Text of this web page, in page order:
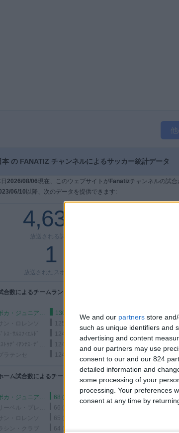
We and our partners store
such as unique identifiers and
advertising and content
and our partners may use
consent to our and our 824
detailed information and
some processing of your
processing. Your preferences
consent at any time by
他
本 の FANATIZ チャンネルによるサッカー統計データ
2026/08/06現在、このウェブサイトがFanatizチャンネルの試合
06/10 以降、次のデータを提供できます:
4,630
放送される試合
1
放送されたスポーツ
合数によるチームランキング
ボカ・ジュニアーズ
130 (2.81%)
ン・ロレンソ
125 (2.7%)
ﾍﾞﾚｽ･ｻﾙｽﾌｨｴﾙﾄﾞ
124 (2.68%)
124 (2.68%)
プラテンセ
124 (2.68%)
ーム試合数によるチームランキング
ボカ・ジュニアーズ
68 (1.47%)
66 (1.43%)
ン・ロレンソ
65 (1.4%)
ラシン・クラブ
64 (1.38%)